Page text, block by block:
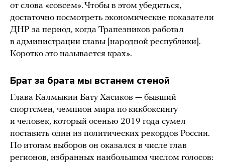
от слова «совсем». Чтобы в этом убедиться,
достаточно посмотреть экономические показатели
ДНР за период, когда Трапезников работал
в администрации главы [народной республики].
Коротко это называется крах».
Брат за брата мы встанем стеной
Глава Калмыкии Бату Хасиков — бывший
спортсмен, чемпион мира по кикбоксингу
и человек, который осенью 2019 года сумел
поставить один из политических рекордов России.
По итогам выборов он оказался в числе глав
регионов, избранных наибольшим числом голосов: